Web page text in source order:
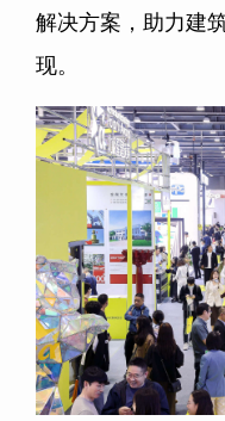
解决方案，助力建
现。